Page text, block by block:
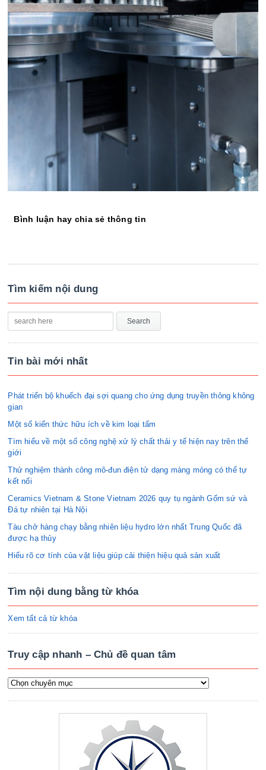
Bình luận hay chia sẻ thông tin
Tìm kiếm nội dung
Tin bài mới nhất
Phát triển bộ khuếch đại sợi quang cho ứng dụng truyền thông không
gian
Một số kiến thức hữu ích về kim loại tấm
Tìm hiểu về một số công nghệ xử lý chất thải y tế hiện nay trên thế
giới
Thử nghiệm thành công mô-đun điện tử dạng màng mỏng có thể tự
kết nối
Ceramics Vietnam & Stone Vietnam 2026 quy tụ ngành Gốm sứ và
Đá tự nhiên tại Hà Nội
Tàu chở hàng chạy bằng nhiên liệu hydro lớn nhất Trung Quốc đã
được hạ thủy
Hiểu rõ cơ tính của vật liệu giúp cải thiện hiệu quả sản xuất
Tìm nội dung bằng từ khóa
Xem tất cả từ khóa
Truy cập nhanh – Chủ đề quan tâm